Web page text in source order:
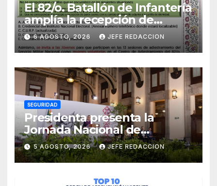
El 82/o. Batallón de Infantería
amplía la recepción de
documentos para obtener La
Catilla del Servicio Militar
Nacional
6 AGOSTO, 2026 JEFE REDACCION
SEGURIDAD
Presidenta presenta la
Jornada Nacional de
Reforestación 2026; se
realizará el 9 de agosto y se
plantarán 6.6 millones de
árboles y plantas
5 AGOSTO, 2026 JEFE REDACCION